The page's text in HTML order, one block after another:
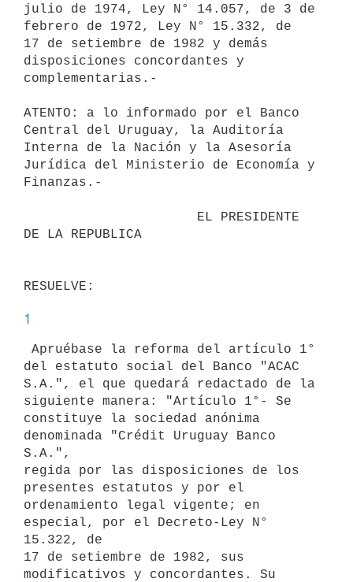
julio de 1974, Ley N° 14.057, de 3 de
febrero de 1972, Ley N° 15.332, de
17 de setiembre de 1982 y demás
disposiciones concordantes y
complementarias.-
ATENTO: a lo informado por el Banco
Central del Uruguay, la Auditoría
Interna de la Nación y la Asesoría
Jurídica del Ministerio de Economía y
Finanzas.-
DE LA REPUBLICA
1
del estatuto social del Banco "ACAC
S.A.", el que quedará redactado de la
siguiente manera: "Artículo 1°- Se
constituye la sociedad anónima
denominada "Crédit Uruguay Banco
S.A.",
regida por las disposiciones de los
presentes estatutos y por el
ordenamiento legal vigente; en
especial, por el Decreto-Ley N°
15.322, de
17 de setiembre de 1982, sus
modificativos y concordantes. Su